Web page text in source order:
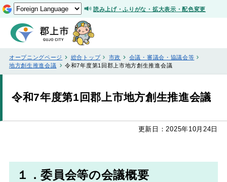
読み上げ・ふりがな・拡大表示・配色変更
オープニングページ 総合トップ 市政
会議・審議会・協議会等
地方創生推進会議
令和7年度第1回郡上市地方創生推進会議
令和7年度第1回郡上市地方創生推進会議
更新日：2025年10月24日
１．委員会等の会議概要